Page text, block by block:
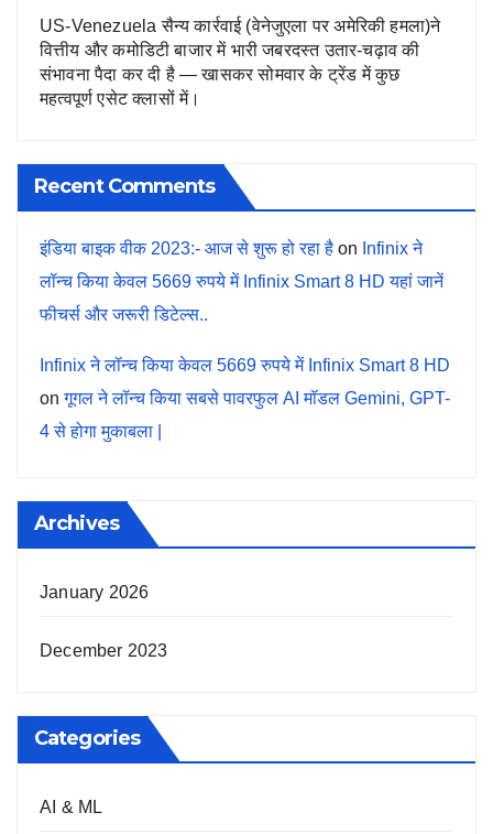
US-Venezuela सैन्य कार्रवाई (वेनेजुएला पर अमेरिकी हमला)ने
वित्तीय और कमोडिटी बाजार में भारी जबरदस्त उतार-चढ़ाव की
संभावना पैदा कर दी है — खासकर सोमवार के ट्रेंड में कुछ
महत्वपूर्ण एसेट क्लासों में।
Recent Comments
इंडिया बाइक वीक 2023:- आज से शुरू हो रहा है on Infinix ने
लॉन्च किया केवल 5669 रुपये में Infinix Smart 8 HD यहां जानें
फीचर्स और जरूरी डिटेल्स..
Infinix ने लॉन्च किया केवल 5669 रुपये में Infinix Smart 8 HD
onगूगल ने लॉन्च किया सबसे पावरफुल AI मॉडल Gemini, GPT-
4 से होगा मुकाबला |
Archives
January 2026
December 2023
Categories
AI & ML